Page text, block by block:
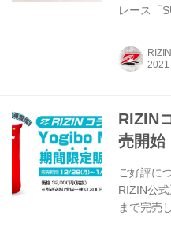
レース「
ります。
により成
RIZIN
RIZIN
売開始
ご好評に
RIZIN公
まで完売